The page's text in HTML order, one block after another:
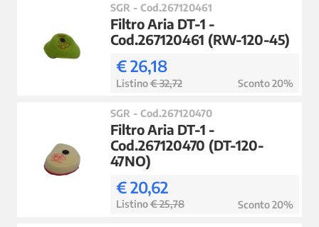
SGR - Cod.267120461
Filtro Aria DT-1 -
Cod.267120461 (RW-120-45)
€ 26,18
Listino€ 32,72 Sconto 20%
SGR - Cod.267120470
Filtro Aria DT-1 -
Cod.267120470 (DT-120-
47NO)
€ 20,62
Listino€ 25,78 Sconto 20%